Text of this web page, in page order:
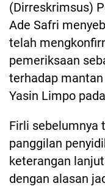
(Dirreskrimsus)
Ade Safri
telah
pemeriksaan
terhadap
Yasin Limpo
Firli sebelumnya
panggilan
keterangan
dengan alasan